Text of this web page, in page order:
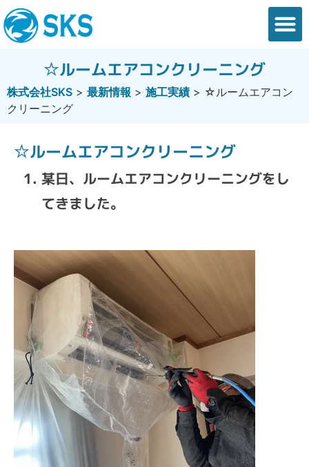
☆ルームエアコンクリーニング
株式会社SKS > 最新情報 > 施工実績 > ☆ルームエアコン
クリーニング
☆ルームエアコンクリーニング
某日、ルームエアコンクリーニングをし
てきました。